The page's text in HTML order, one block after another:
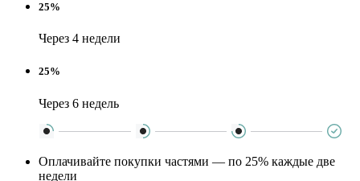
25%
Через 4 недели
25%
Через 6 недель
Оплачивайте покупки частями — по 25% каждые две
недели